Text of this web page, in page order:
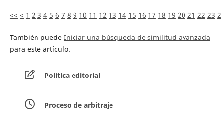
<< < 1 2 3 4 5 6 7 8 9 10 11 12 13 14 15 16 17 18 19 20 21 22 23
También puede Iniciar una búsqueda de similitud avanzada
para este artículo.
Política editorial
Proceso de arbitraje